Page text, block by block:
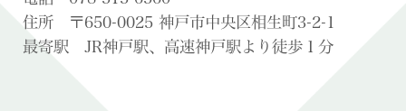
住所 〒650-0025 神戸市中央区相生町3-2-1
最寄駅 JR神戸駅、高速神戸駅より徒歩１分